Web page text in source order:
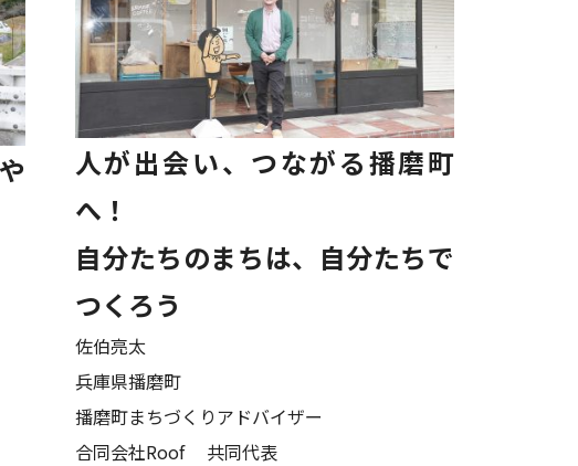
人が出会い、つながる播磨町
へ！
自分たちのまちは、自分たちで
つくろう
佐伯亮太
兵庫県播磨町
播磨町まちづくりアドバイザー
合同会社Roof 共同代表